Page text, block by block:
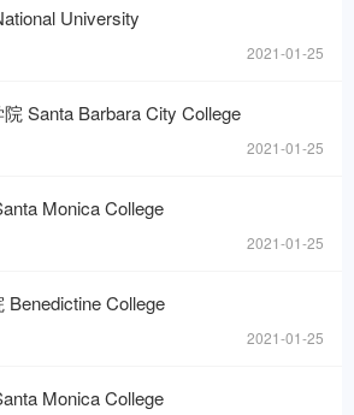
University
2021-01-25
Santa Barbara City College
2021-01-25
Monica College
2021-01-25
Benedictine College
2021-01-25
Monica College